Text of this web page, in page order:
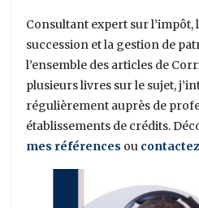
Consultant expert sur l’impôt,
succession et la gestion de
l’ensemble des articles de
plusieurs livres sur le sujet,
régulièrement auprès de
établissements de crédits.
mes références ou